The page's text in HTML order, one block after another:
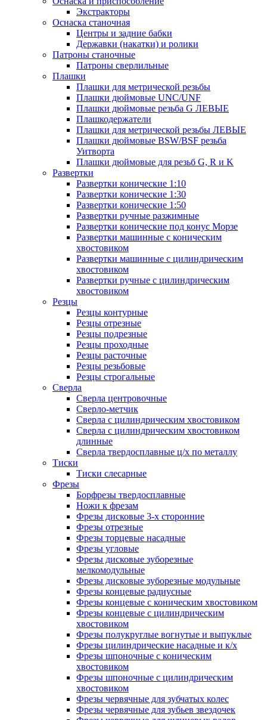
Экстракторы
Оснаска станочная
Центры и задние бабки
Державки (накатки) и ролики
Патроны станочные
Патроны сверлильные
Плашки
Плашки для метрической резьбы
Плашки дюймовые UNC/UNF
Плашки дюймовые резьба G ЛЕВЫЕ
Плашкодержатели
Плашки для метрической резьбы ЛЕВЫЕ
Плашки дюймовые BSW/BSF резьба
Уитворта
Плашки дюймовые для резьб G, R и K
Развертки
Развертки конические 1:10
Развертки конические 1:30
Развертки конические 1:50
Развертки ручные разжимные
Развертки конические под конус Морзе
Развертки машинные с коническим
хвостовиком
Развертки машинные с цилиндрическим
хвостовиком
Развертки ручные с цилиндрическим
хвостовиком
Резцы
Резцы контурные
Резцы отрезные
Резцы подрезные
Резцы проходные
Резцы расточные
Резцы резьбовые
Резцы строгальные
Сверла
Сверла центровочные
Сверло-метчик
Сверла с цилиндрическим хвостовиком
Сверла с цилиндрическим хвостовиком
длинные
Сверла твердосплавные ц/х по металлу
Тиски
Тиски слесарные
Фрезы
Борфрезы твердосплавные
Ножи к фрезам
Фрезы дисковые 3-х сторонние
Фрезы отрезные
Фрезы торцевые насадные
Фрезы угловые
Фрезы дисковые зуборезные
мелкомодульные
Фрезы дисковые зуборезные модульные
Фрезы концевые радиусные
Фрезы концевые с коническим хвостовиком
Фрезы концевые с цилиндрическим
хвостовиком
Фрезы полукруглые вогнутые и выпуклые
Фрезы цилиндрические насадные и к/х
Фрезы шпоночные с коническим
хвостовиком
Фрезы шпоночные с цилиндрическим
хвостовиком
Фрезы червячные для зубчатых колес
Фрезы червячные для зубьев звездочек